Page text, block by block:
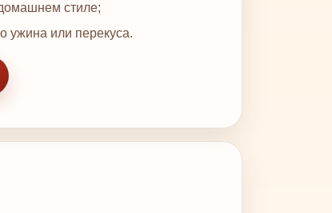
стиле;
ужина или перекуса.